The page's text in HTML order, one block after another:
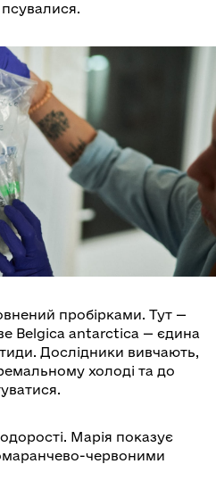
пробірками. Тут —
Belgica antarctica — єдина
Дослідники вивчають,
холоді та до
Марія показує
червоними